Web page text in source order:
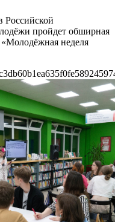
Российской
пройдет обширная
неделя